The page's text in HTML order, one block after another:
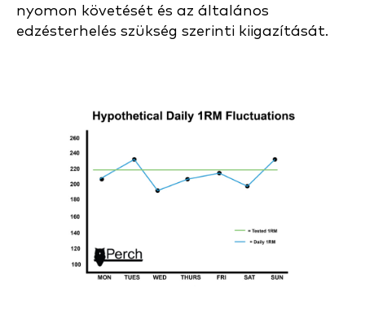
nyomon követését és az általános
edzésterhelés szükség szerinti kiigazítását.